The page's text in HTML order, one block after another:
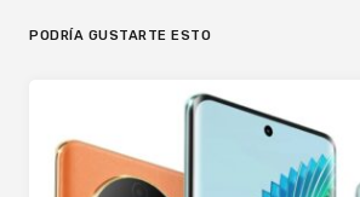
PODRÍA GUSTARTE ESTO